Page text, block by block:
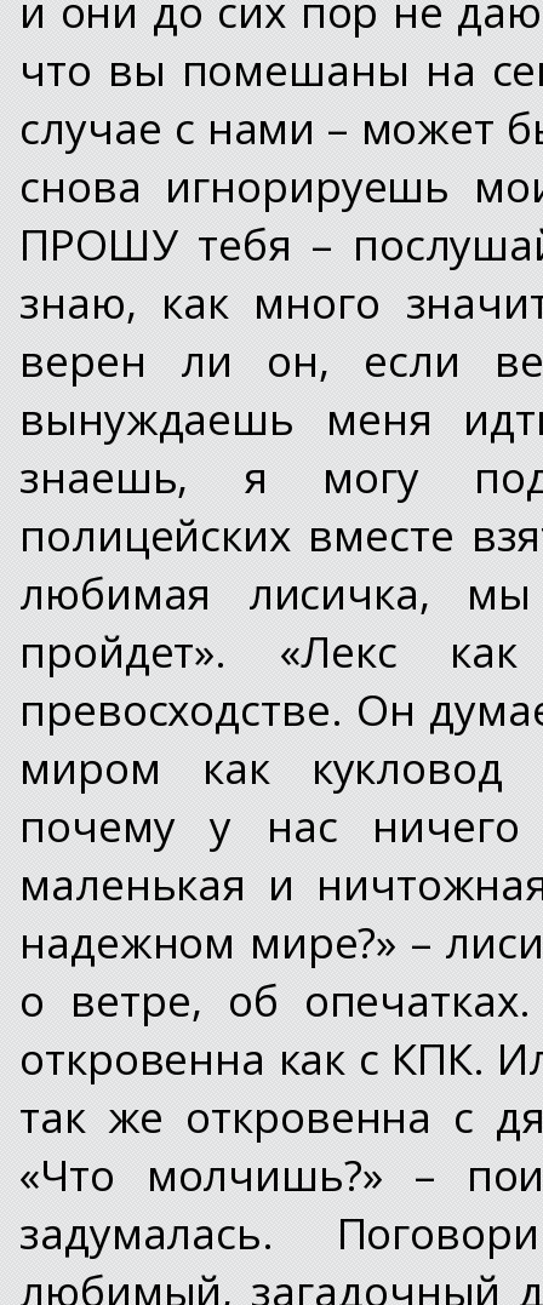
что вы помешаны на
случае с нами – может
снова игнорируешь
ПРОШУ тебя –
знаю, как много
верен ли он, если
вынуждаешь меня
знаешь, я могу
полицейских вместе
любимая лисичка,
пройдет». «Лекс
превосходстве. Он
миром как кукловод
почему у нас
маленькая и
надежном мире?» –
о ветре, об
откровенна как с КПК.
так же откровенна с
«Что молчишь?» –
задумалась.
любимый, загадочный